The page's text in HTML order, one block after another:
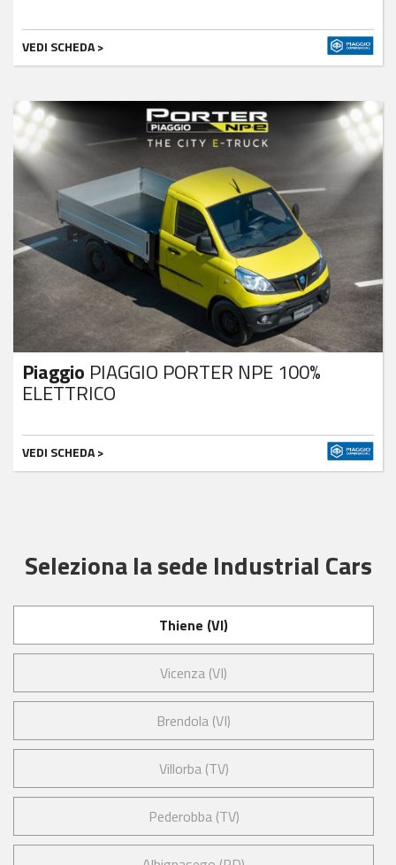
VEDI SCHEDA >
Piaggio PIAGGIO PORTER NPE 100%
ELETTRICO
VEDI SCHEDA >
Seleziona la sede Industrial Cars
Thiene (VI)
Vicenza (VI)
Brendola (VI)
Villorba (TV)
Pederobba (TV)